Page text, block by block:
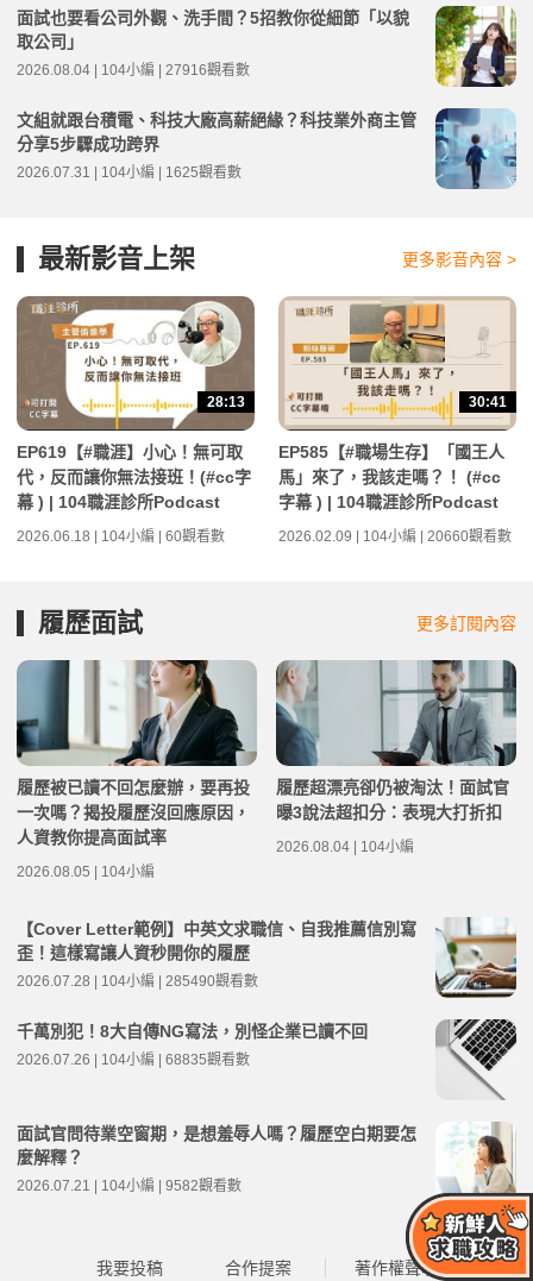
面試也要看公司外觀、洗手間？5招教你從細節「以貌
取公司」
2026.08.04 | 104小編 | 27916觀看數
文組就跟台積電、科技大廠高薪絕緣？科技業外商主管
分享5步驟成功跨界
2026.07.31 | 104小編 | 1625觀看數
最新影音上架 更多影音內容 >
28:13
EP619【#職涯】小心！無可取
代，反而讓你無法接班！(#cc字
幕 ) | 104職涯診所Podcast
2026.06.18 | 104小編 | 60觀看數
30:41
EP585【#職場生存】「國王人
馬」來了，我該走嗎？！ (#cc
字幕 ) | 104職涯診所Podcast
2026.02.09 | 104小編 | 20660觀看數
履歷面試 更多訂閱內容
履歷被已讀不回怎麼辦，要再投
一次嗎？揭投履歷沒回應原因，
人資教你提高面試率
2026.08.05 | 104小編
履歷超漂亮卻仍被淘汰！面試官
曝3說法超扣分：表現大打折扣
2026.08.04 | 104小編
【Cover Letter範例】中英文求職信、自我推薦信別寫
歪！這樣寫讓人資秒開你的履歷
2026.07.28 | 104小編 | 285490觀看數
千萬別犯！8大自傳NG寫法，別怪企業已讀不回
2026.07.26 | 104小編 | 68835觀看數
面試官問待業空窗期，是想羞辱人嗎？履歷空白期要怎
麼解釋？
2026.07.21 | 104小編 | 9582觀看數
我要投稿 合作提案 著作權聲明